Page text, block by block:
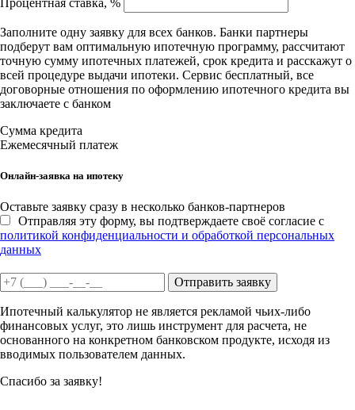
Процентная ставка, %
Заполните одну заявку для всех банков. Банки партнеры
подберут вам оптимальную ипотечную программу, рассчитают
точную сумму ипотечных платежей, срок кредита и расскажут о
всей процедуре выдачи ипотеки. Сервис бесплатный, все
договорные отношения по оформлению ипотечного кредита вы
заключаете с банком
Сумма кредита
Ежемесячный платеж
Онлайн-заявка на ипотеку
Оставьте заявку сразу в несколько банков-партнеров
Отправляя эту форму, вы подтверждаете своё согласие с
политикой конфиденциальности и обработкой персональных
данных
Отправить заявку
Ипотечный калькулятор не является рекламой чьих-либо
финансовых услуг, это лишь инструмент для расчета, не
основанного на конкретном банковском продукте, исходя из
вводимых пользователем данных.
Спасибо за заявку!